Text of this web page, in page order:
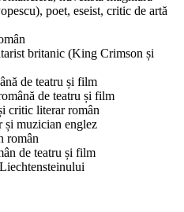
poet, eseist, critic de artă
britanic (King Crimson și
de teatru și film
de teatru și film
critic literar român
și muzician englez
român
de teatru și film